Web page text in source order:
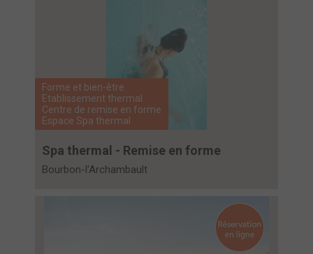
Forme et bien-être
Etablissement thermal
Centre de remise en forme
Espace Spa thermal
Spa thermal - Remise en forme
Bourbon-l'Archambault